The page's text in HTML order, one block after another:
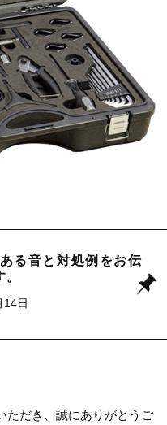
る音と対処例をお伝
14日
ただき、誠にありがとうご